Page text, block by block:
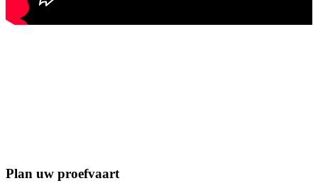
Plan uw proefvaart